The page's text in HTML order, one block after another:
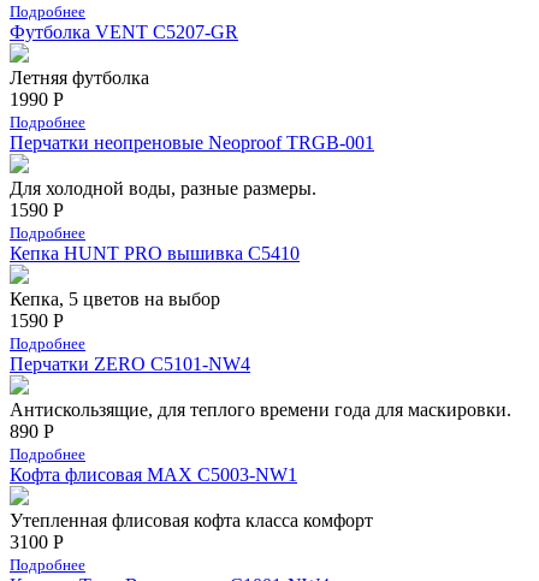
Подробнее
Футболка VENT C5207-GR
Летняя футболка
1990 Р
Подробнее
Перчатки неопреновые Neoproof TRGB-001
Для холодной воды, разные размеры.
1590 Р
Подробнее
Кепка HUNT PRO вышивка С5410
Кепка, 5 цветов на выбор
1590 Р
Подробнее
Перчатки ZERO C5101-NW4
Антискользящие, для теплого времени года для маскировки.
890 Р
Подробнее
Кофта флисовая MAX C5003-NW1
Утепленная флисовая кофта класса комфорт
3100 Р
Подробнее